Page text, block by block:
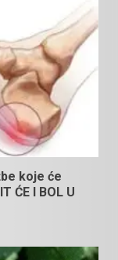
koje će
ĆE I BOL U